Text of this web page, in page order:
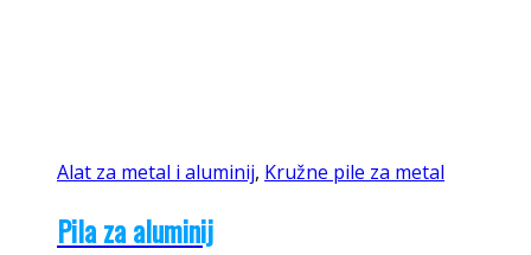
Alat za metal i aluminij, Kružne pile za metal
Pila za aluminij